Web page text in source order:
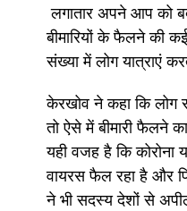
लगातार अपने आप को
बीमारियों के फैलने की
संख्या में लोग यात्राएं
केरखोव ने कहा कि लोग
तो ऐसे में बीमारी फैलने
यही वजह है कि कोरोना
वायरस फैल रहा है और
ने भी सदस्य देशों से